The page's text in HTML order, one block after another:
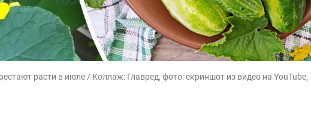
расти в июле / Коллаж: Главред, фото: скриншот из видео на YouTube,